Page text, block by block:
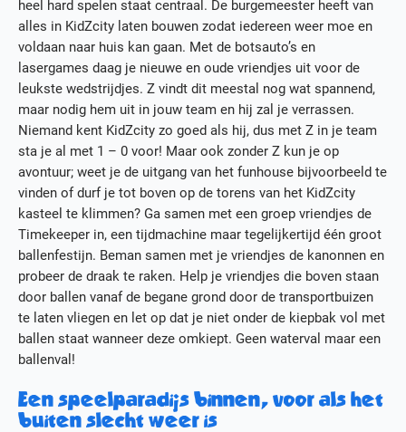
heel hard spelen staat centraal. De burgemeester heeft van
alles in KidZcity laten bouwen zodat iedereen weer moe en
voldaan naar huis kan gaan. Met de botsauto’s en
lasergames daag je nieuwe en oude vriendjes uit voor de
leukste wedstrijdjes. Z vindt dit meestal nog wat spannend,
maar nodig hem uit in jouw team en hij zal je verrassen.
Niemand kent KidZcity zo goed als hij, dus met Z in je team
sta je al met 1 – 0 voor! Maar ook zonder Z kun je op
avontuur; weet je de uitgang van het funhouse bijvoorbeeld te
vinden of durf je tot boven op de torens van het KidZcity
kasteel te klimmen? Ga samen met een groep vriendjes de
Timekeeper in, een tijdmachine maar tegelijkertijd één groot
ballenfestijn. Beman samen met je vriendjes de kanonnen en
probeer de draak te raken. Help je vriendjes die boven staan
door ballen vanaf de begane grond door de transportbuizen
te laten vliegen en let op dat je niet onder de kiepbak vol met
ballen staat wanneer deze omkiept. Geen waterval maar een
ballenval!
Een speelparadijs binnen, voor als het
buiten slecht weer is